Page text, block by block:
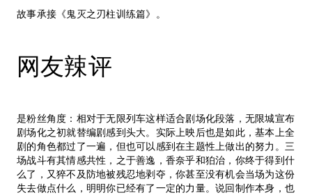
故事承接《鬼灭之刃柱训练篇》。
网友辣评
是粉丝角度：相对于无限列车这样适合剧场化段落，无限城宣布
剧场化之初就替编剧感到头大。实际上映后也是如此，基本上全
剧的角色都过了一遍，但也可以感到在主题性上做出的努力。三
场战斗有其情感共性，之于善逸，香奈乎和狛治，你终于得到什
么了，又猝不及防地被残忍地剥夺，你甚至没有机会当场为这份
失去做点什么，明明你已经有了一定的力量。说回制作本身，也